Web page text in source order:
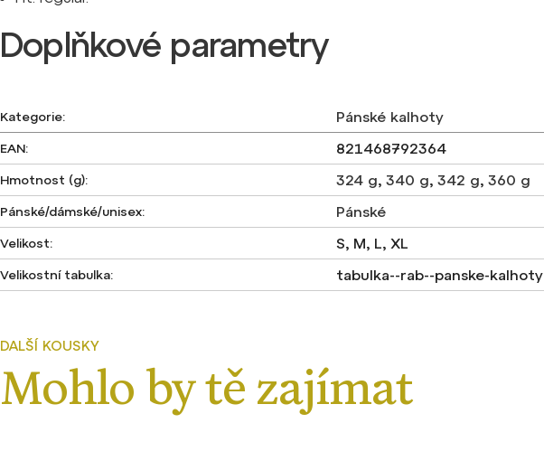
Doplňkové parametry
Kategorie: Pánské kalhoty
EAN: 821468792364
Hmotnost (g): 324 g, 340 g, 342 g, 360 g
Pánské/dámské/unisex: Pánské
Velikost: S, M, L, XL
Velikostní tabulka: tabulka--rab--panske-kalhoty